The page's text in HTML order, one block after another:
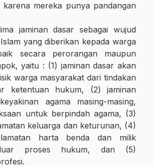
karena mereka punya pandangan
jaminan dasar sebagai wujud
yang diberikan kepada warga
secara perorangan maupun
yaitu : (1) jaminan dasar akan
warga masyarakat dari tindakan
ketentuan hukum, (2) jaminan
agama masing-masing,
untuk berpindah agama, (3)
keluarga dan keturunan, (4)
harta benda dan milik
proses hukum, dan (5)